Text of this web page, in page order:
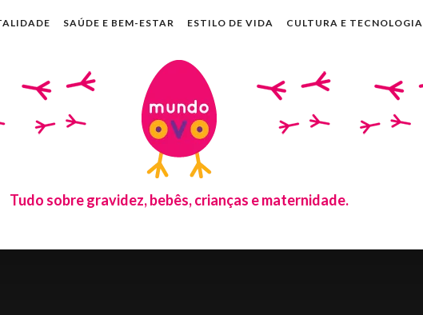
SAÚDE E BEM-ESTAR ESTILO DE VIDA CULTURA E TECNOLOGIA
Tudo sobre gravidez, bebês, crianças e maternidade.